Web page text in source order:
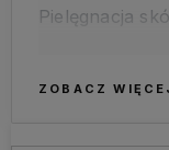
Pielęgnacja
ZOBACZ